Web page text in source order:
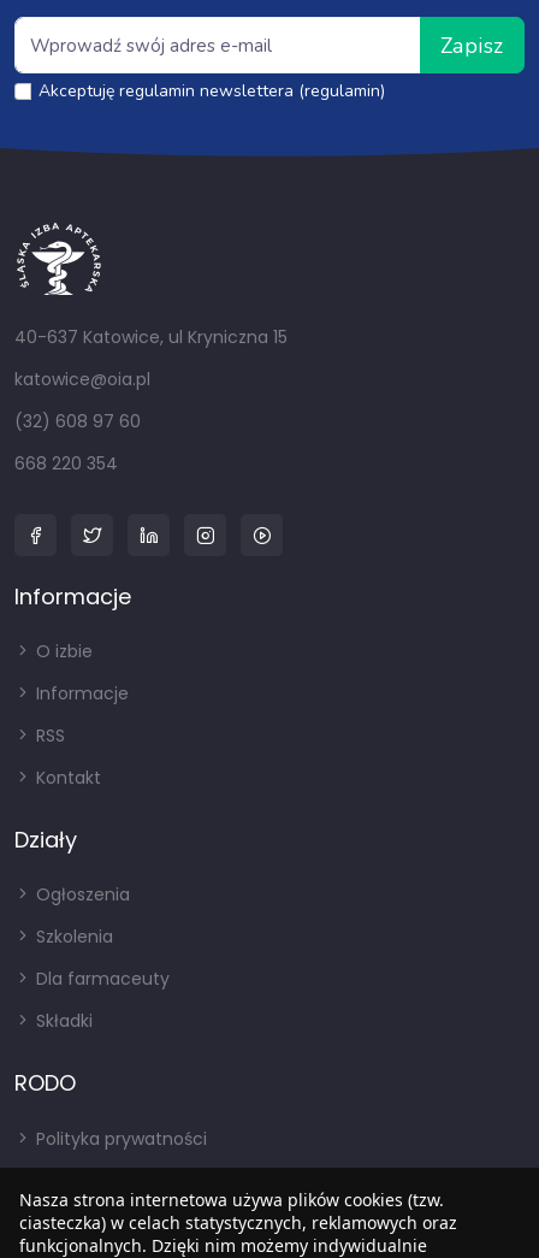
Zapisz
Akceptuję regulamin newslettera (regulamin)
40-637 Katowice, ul Kryniczna 15
katowice@oia.pl
(32) 608 97 60
668 220 354
Informacje
O izbie
Informacje
RSS
Kontakt
Działy
Ogłoszenia
Szkolenia
Dla farmaceuty
Składki
RODO
Polityka prywatności
RODO
Nasza strona internetowa używa plików cookies (tzw.
ciasteczka) w celach statystycznych, reklamowych oraz
funkcjonalnych. Dzięki nim możemy indywidualnie